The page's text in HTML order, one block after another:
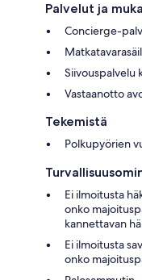
Palvelut ja
Concierge-
Siivouspalvelu
Vastaanotto
Tekemistä
Polkupyörien
Ei ilmoitusta
onko
kannettavan
Ei ilmoitusta
onko